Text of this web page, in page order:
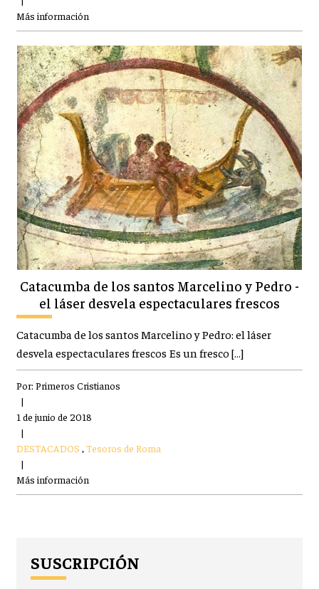
Más información
Catacumba de los santos Marcelino y Pedro -
el láser desvela espectaculares frescos
Catacumba de los santos Marcelino y Pedro: el láser
desvela espectaculares frescos Es un fresco […]
Por: Primeros Cristianos
|
1 de junio de 2018
|
DESTACADOS ,Tesoros de Roma
|
Más información
SUSCRIPCIÓN